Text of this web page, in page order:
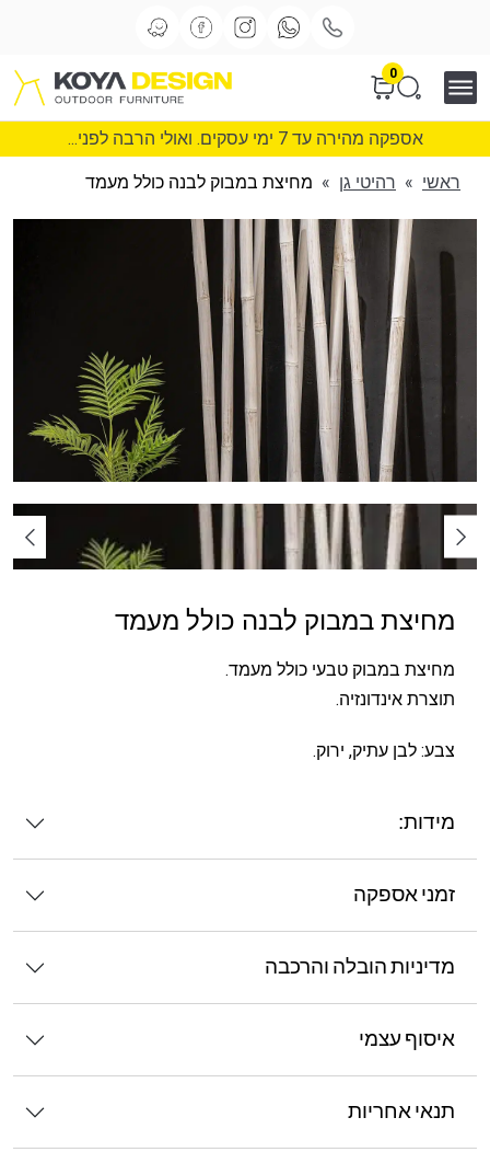
0
אספקה מהירה עד 7 ימי עסקים. ואולי הרבה לפני...
ראשי » רהיטי גן » מחיצת במבוק לבנה כולל מעמד
מחיצת במבוק לבנה כולל מעמד
מחיצת במבוק טבעי כולל מעמד.
תוצרת אינדונזיה.
צבע: לבן עתיק, ירוק.
מידות:
זמני אספקה
מדיניות הובלה והרכבה
איסוף עצמי
תנאי אחריות